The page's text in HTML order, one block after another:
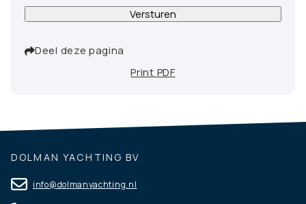
Versturen
Deel deze pagina
Print PDF
DOLMAN YACHTING BV
info@dolmanyachting.nl